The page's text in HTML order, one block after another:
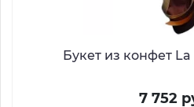
Букет из конфет
7 752